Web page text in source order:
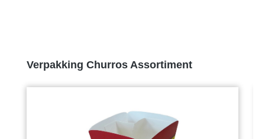
Productgalerij overslaan
Verpakking Churros Assortiment